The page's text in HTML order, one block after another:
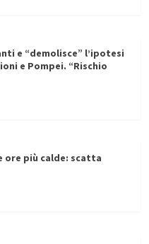
e “demolisce” l’ipotesi
e Pompei. “Rischio
ore più calde: scatta